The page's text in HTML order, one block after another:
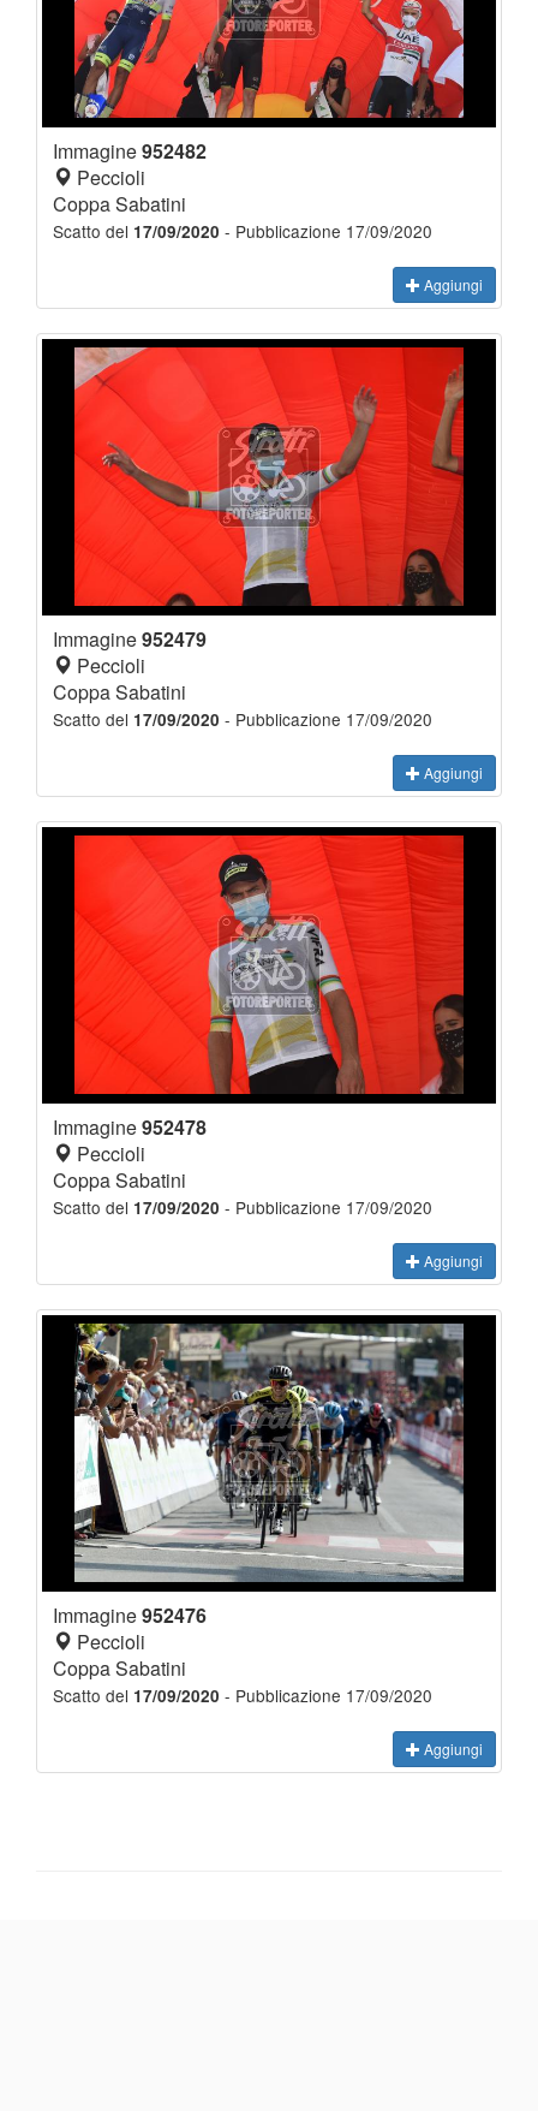
Immagine952482
Peccioli
Coppa Sabatini
Scatto del 17/09/2020 - Pubblicazione 17/09/2020
Aggiungi
Immagine952479
Peccioli
Coppa Sabatini
Scatto del 17/09/2020 - Pubblicazione 17/09/2020
Aggiungi
Immagine952478
Peccioli
Coppa Sabatini
Scatto del 17/09/2020 - Pubblicazione 17/09/2020
Aggiungi
Immagine952476
Peccioli
Coppa Sabatini
Scatto del 17/09/2020 - Pubblicazione 17/09/2020
Aggiungi